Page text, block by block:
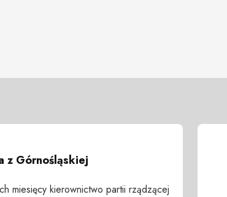
z Górnośląskiej
miesięcy kierownictwo partii rządzącej